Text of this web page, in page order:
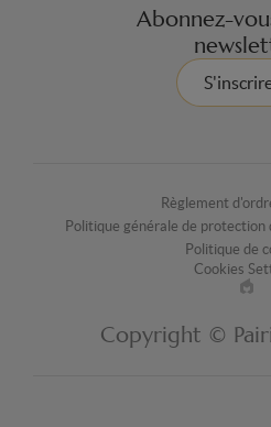
Abonnez-
Règlement
Politique générale de protection
Politique de
Cookies
by
Copyright ©